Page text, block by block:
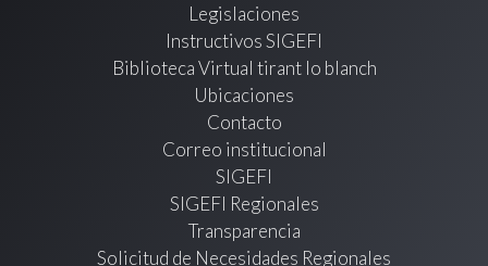
Legislaciones
Instructivos SIGEFI
Biblioteca Virtual tirant lo blanch
Ubicaciones
Contacto
Correo institucional
SIGEFI
SIGEFI Regionales
Transparencia
Solicitud de Necesidades Regionales